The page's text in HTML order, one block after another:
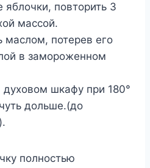
яблочки, повторить 3
массой.
маслом, потерев его
в замороженном
шкафу при 180°
дольше.(до
полностью